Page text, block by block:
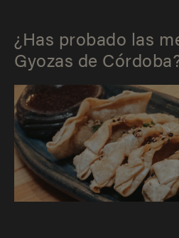
¿Has probado las
Gyozas de